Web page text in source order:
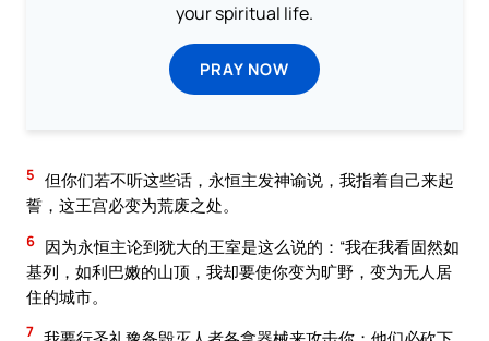
your spiritual life.
PRAY NOW
5 但你们若不听这些话，永恒主发神谕说，我指着自己来起
誓，这王宫必变为荒废之处。
6 因为永恒主论到犹大的王室是这么说的：“我在我看固然如
基列，如利巴嫩的山顶，我却要使你变为旷野，变为无人居
住的城市。
7